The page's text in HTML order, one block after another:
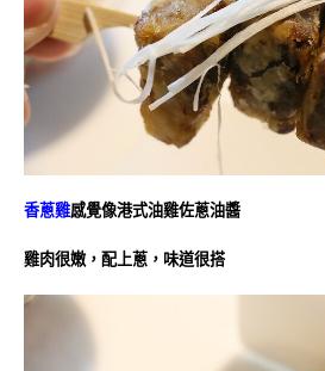
香蔥雞感覺像港式油雞佐蔥油醬
雞肉很嫩，配上蔥，味道很搭